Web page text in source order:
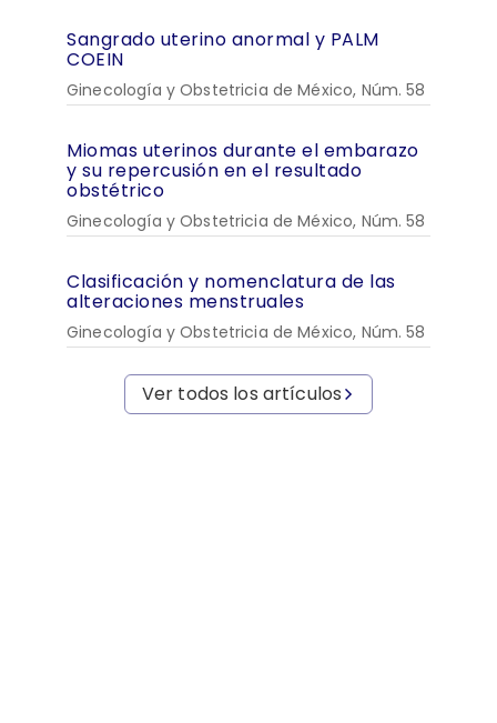
Sangrado uterino anormal y PALM
COEIN
Ginecología y Obstetricia de México, Núm. 58
Miomas uterinos durante el embarazo
y su repercusión en el resultado
obstétrico
Ginecología y Obstetricia de México, Núm. 58
Clasificación y nomenclatura de las
alteraciones menstruales
Ginecología y Obstetricia de México, Núm. 58
Ver todos los artículos